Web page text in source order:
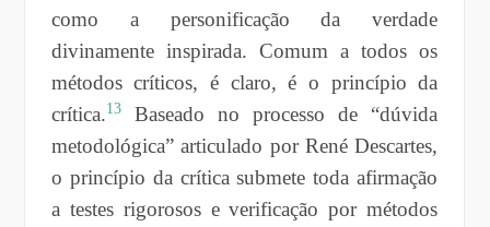
como a personificação da verdade
divinamente inspirada. Comum a todos os
métodos críticos, é claro, é o princípio da
crítica.13Baseado no processo de “dúvida
metodológica” articulado por René Descartes,
o princípio da crítica submete toda afirmação
a testes rigorosos e verificação por métodos